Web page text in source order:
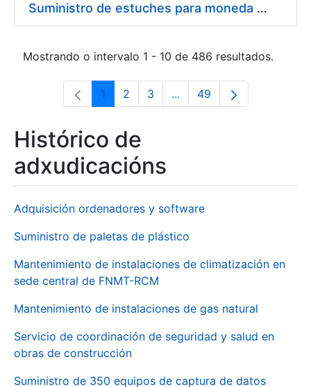
Suministro de estuches para moneda de 30 €
Mostrando o intervalo 1 - 10 de 486 resultados.
Páxina
1 Páxina
2 Páxina
3 ...Páxinas intermedias Use
Páxina
49
Histórico de
adxudicacións
Adquisición ordenadores y software
Suministro de paletas de plástico
Mantenimiento de instalaciones de climatización en
sede central de FNMT-RCM
Mantenimiento de instalaciones de gas natural
Servicio de coordinación de seguridad y salud en
obras de construcción
Suministro de 350 equipos de captura de datos